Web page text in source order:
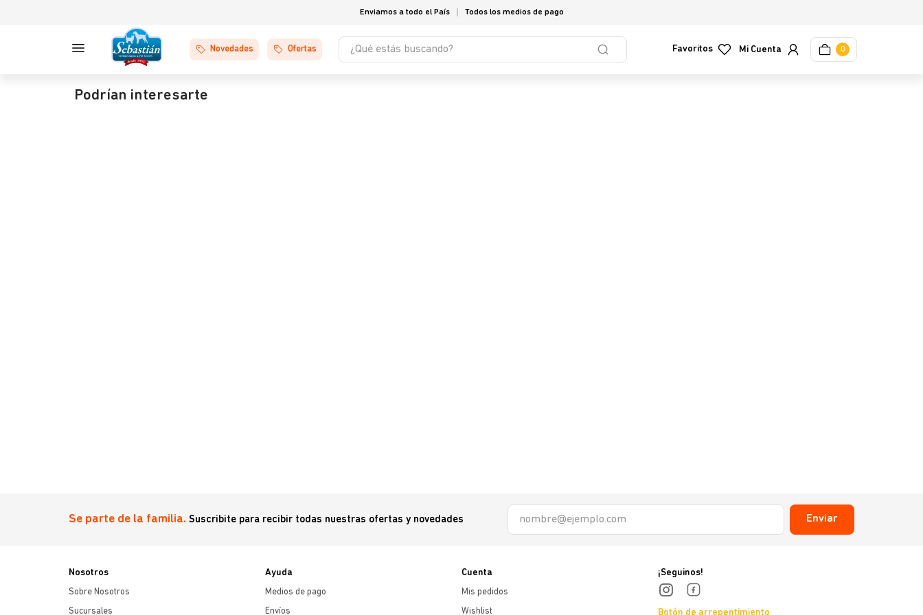
Enviamos a todo el País Todos los medios de pago
Novedades Ofertas
¿Qué estás buscando?
Favoritos 0
Podrían interesarte
Se parte de la familia. Suscribite para recibir todas nuestras ofertas y novedades Enviar
Nosotros
Sobre Nosotros
Sucursales
Ayuda
Medios de pago
Envíos
Cuenta
Mis pedidos
Wishlist
¡Seguinos!
Botón de arrepentimiento